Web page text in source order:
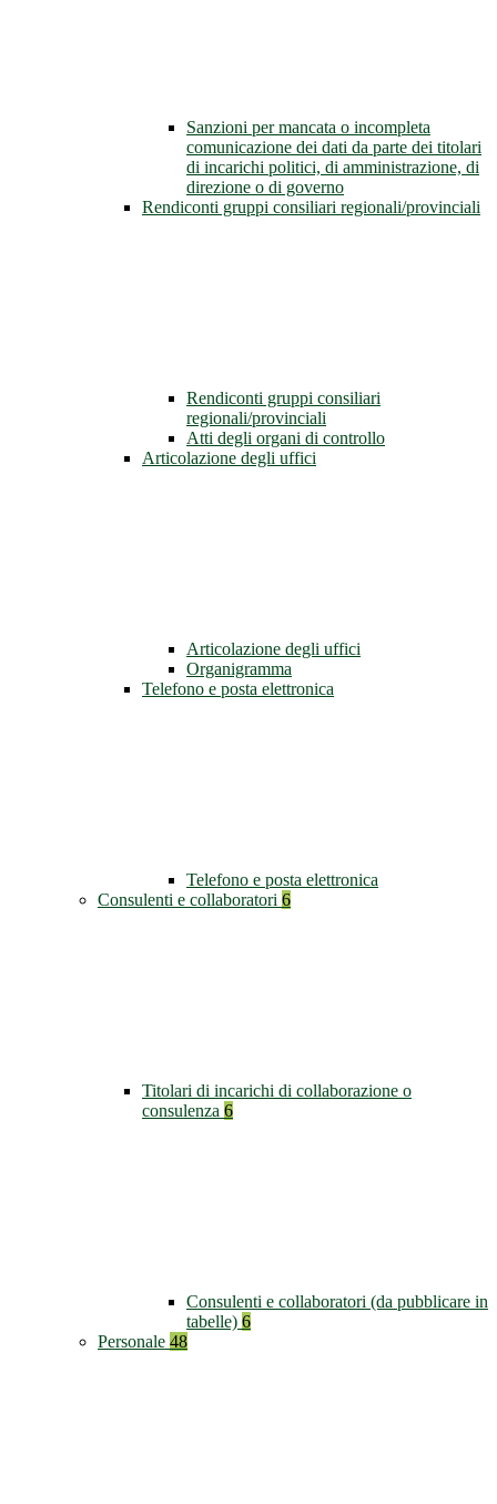
Sanzioni per mancata o incompleta
comunicazione dei dati da parte dei titolari
di incarichi politici, di amministrazione, di
direzione o di governo
Rendiconti gruppi consiliari regionali/provinciali
Rendiconti gruppi consiliari
regionali/provinciali
Atti degli organi di controllo
Articolazione degli uffici
Articolazione degli uffici
Organigramma
Telefono e posta elettronica
Telefono e posta elettronica
Consulenti e collaboratori 6
Titolari di incarichi di collaborazione o
consulenza 6
Consulenti e collaboratori (da pubblicare in
tabelle) 6
Personale 48